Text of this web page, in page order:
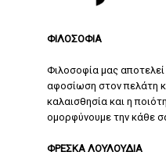
ΦΙΛΟΣΟΦΙΑ
Φιλοσοφία μας αποτελεί
αφοσίωση στον πελάτη
καλαισθησία και η
ομορφύνουμε την κάθε
ΦΡΕΣΚΑ ΛΟΥΛΟΥΔΙΑ